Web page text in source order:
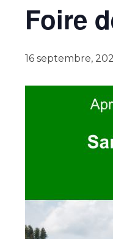
Foire
16 septembre,